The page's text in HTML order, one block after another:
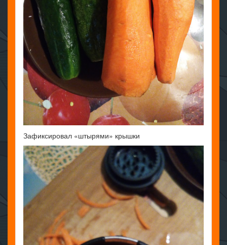
Зафиксировал «штырями» крышки